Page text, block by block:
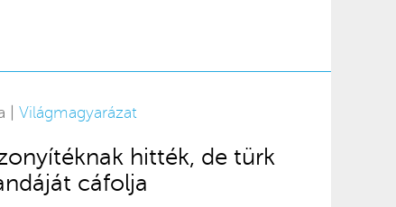
| Világmagyarázat
hitték, de türk
cáfolja